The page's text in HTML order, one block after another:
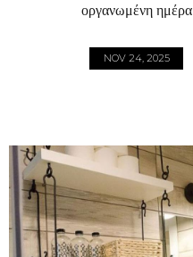
οργανωμένη ημέρα
NOV 24, 2025